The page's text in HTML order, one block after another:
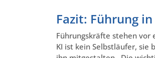
Fazit: Führung
Führungskräfte stehen vor
KI ist kein Selbstläufer, sie